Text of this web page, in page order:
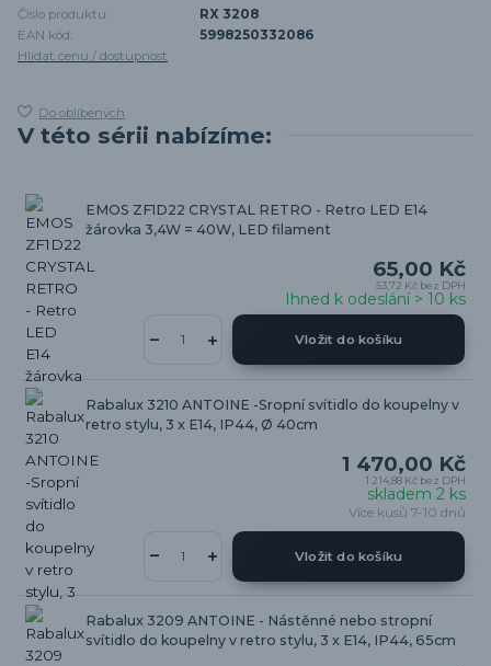
Číslo produktu:
RX 3208
EAN kód:
5998250332086
Hlídat cenu / dostupnost
Do oblíbených
V této sérii nabízíme:
EMOS ZF1D22 CRYSTAL RETRO - Retro LED E14
žárovka 3,4W = 40W, LED filament
65,00 Kč
53,72 Kč bez DPH
Ihned k odeslání > 10 ks
Vložit do košíku
Rabalux 3210 ANTOINE -Sropní svítidlo do koupelny v
retro stylu, 3 x E14, IP44, Ø 40cm
1 470,00 Kč
1 214,88 Kč bez DPH
skladem 2 ks
Více kusů 7-10 dnů
Vložit do košíku
Rabalux 3209 ANTOINE - Nástěnné nebo stropní
svítidlo do koupelny v retro stylu, 3 x E14, IP44, 65cm